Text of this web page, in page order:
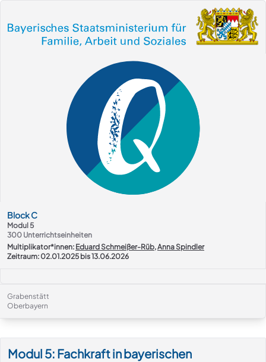
BlockC
Modul 5
300 Unterrichtseinheiten
Multiplikator*innen: Eduard Schmeißer-Rüb,Anna Spindler
Zeitraum: 02.01.2025 bis 13.06.2026
Grabenstätt
Oberbayern
Modul 5: Fachkraft in bayerischen